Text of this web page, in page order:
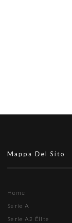
Mappa Del Sito
Home
Serie A
Serie A2 Élite